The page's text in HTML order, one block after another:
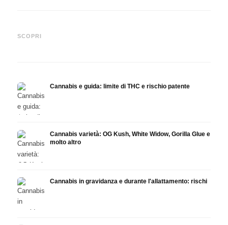
SCOPRI
automedicazione e ciò che
Cannabis e guida: limite di THC e rischio patente
Cannabis varietà: OG Kush, White Widow, Gorilla Glue e
molto altro
Cannabis in gravidanza e durante l'allattamento: rischi